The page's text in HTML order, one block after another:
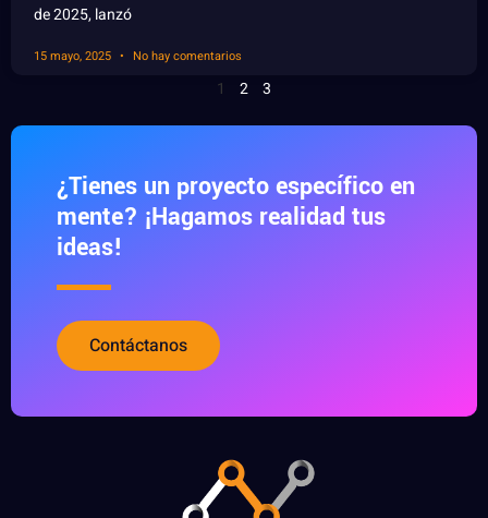
de 2025, lanzó
15 mayo, 2025 No hay comentarios
1 2 3
¿Tienes un proyecto específico en
mente? ¡Hagamos realidad tus
ideas!
Contáctanos